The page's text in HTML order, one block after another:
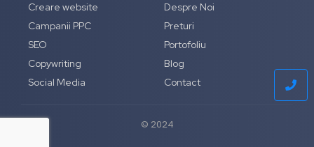
Creare website
Campanii PPC
SEO
Copywriting
Social Media
Despre Noi
Preturi
Portofoliu
Blog
Contact
© 2024